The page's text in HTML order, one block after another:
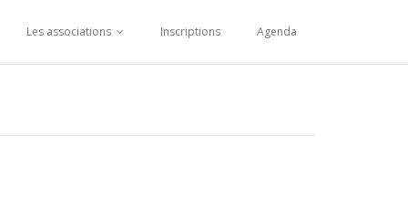
Les associations Inscriptions Agenda